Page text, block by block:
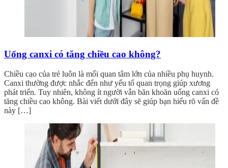
Uống canxi có tăng chiều cao không?
Chiều cao của trẻ luôn là mối quan tâm lớn của nhiều phụ huynh.
Canxi thường được nhắc đến như yếu tố quan trọng giúp xương
phát triển. Tuy nhiên, không ít người vẫn băn khoăn uống canxi có
tăng chiều cao không. Bài viết dưới đây sẽ giúp bạn hiểu rõ vấn đề
này […]